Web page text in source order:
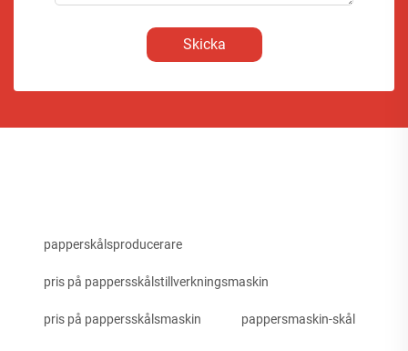
Skicka
papperskålsproducerare
pris på pappersskålstillverkningsmaskin
pris på pappersskålsmaskin pappersmaskin-skål